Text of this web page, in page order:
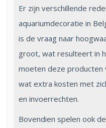
Er zijn verschillende
aquariumdecoratie in
is de vraag naar
groot, wat resulteert in
moeten deze
wat extra kosten met
en invoerrechten.
Bovendien spelen ook